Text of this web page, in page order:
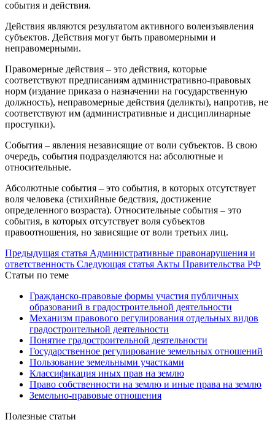
события и действия.
Действия являются результатом активного волеизъявления
субъектов. Действия могут быть правомерными и
неправомерными.
Правомерные действия – это действия, которые
соответствуют предписаниям административно-правовых
норм (издание приказа о назначении на государственную
должность), неправомерные действия (деликты), напротив, не
соответствуют им (административные и дисциплинарные
проступки).
События – явления независящие от воли субъектов. В свою
очередь, события подразделяются на: абсолютные и
относительные.
Абсолютные события – это события, в которых отсутствует
воля человека (стихийные бедствия, достижение
определенного возраста). Относительные события – это
события, в которых отсутствует воля субъектов
правоотношения, но зависящие от воли третьих лиц.
Предыдущая статья Административные правонарушения и
ответственность Следующая статья Акты Правительства РФ
Статьи по теме
Гражданско-правовые формы участия публичных
образований в градостроительной деятельности
Механизм правового регулирования отдельных видов
градостроительной деятельности
Понятие градостроительной деятельности
Государственное регулирование земельных отношений
Пользование земельными участками
Классификация иных прав на землю
Право собственности на землю и иные права на землю
Земельно-правовые отношения
Полезные статьи